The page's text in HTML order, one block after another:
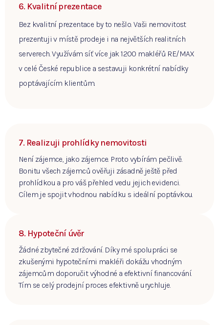
6. Kvalitní prezentace
Bez kvalitní prezentace by to nešlo. Vaši nemovitost
prezentuji v místě prodeje i na největších realitních
serverech. Využívám síť více jak 1200 makléřů RE/MAX
v celé České republice a sestavuji konkrétní nabídky
poptávajícím klientům.
7. Realizuji prohlídky nemovitosti
Není zájemce, jako zájemce. Proto vybírám pečlivě.
Bonitu všech zájemců ověřuji zásadně ještě před
prohlídkou a pro váš přehled vedu jejich evidenci.
Cílem je spojit vhodnou nabídku s ideální poptávkou.
8. Hypoteční úvěr
Žádné zbytečné zdržování. Díky mé spolupráci se
zkušenými hypotečními makléři dokážu vhodným
zájemcům doporučit výhodné a efektivní financování.
Tím se celý prodejní proces efektivně urychluje.